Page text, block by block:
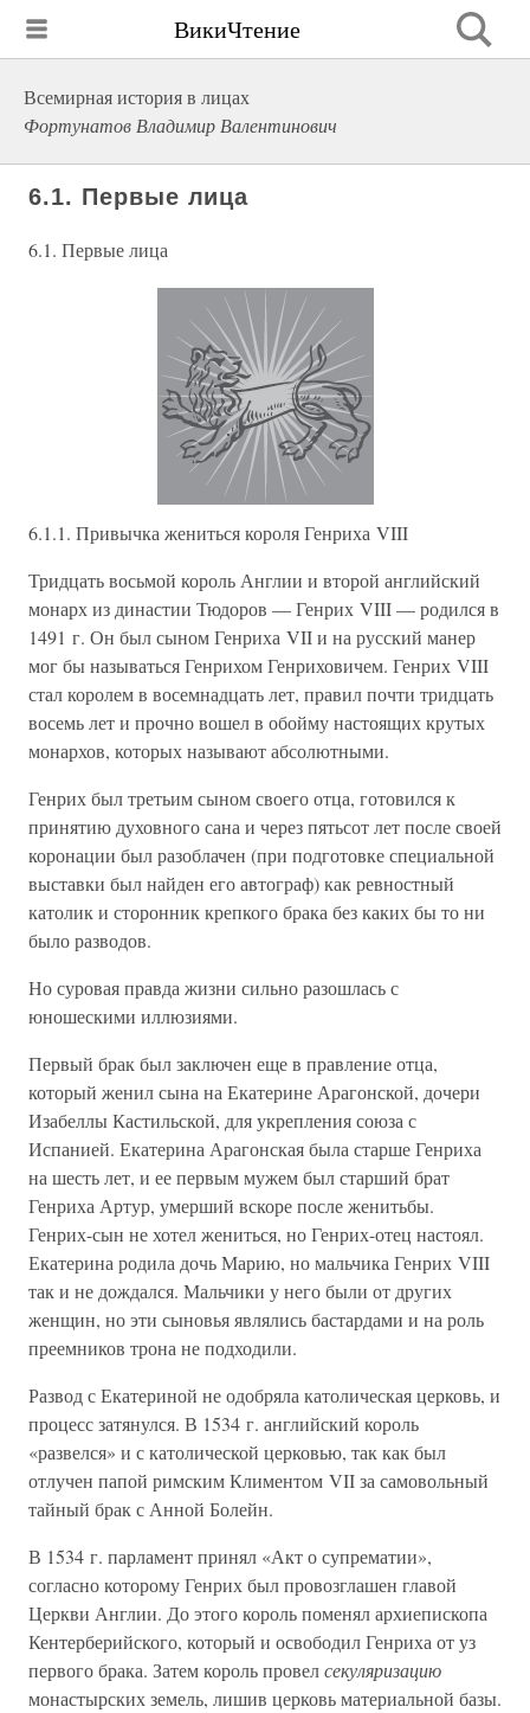
ВикиЧтение
Всемирная история в лицах
Фортунатов Владимир Валентинович
6.1. Первые лица
6.1. Первые лица
6.1.1. Привычка жениться короля Генриха VIII
Тридцать восьмой король Англии и второй английский
монарх из династии Тюдоров — Генрих VIII — родился в
1491 г. Он был сыном Генриха VII и на русский манер
мог бы называться Генрихом Генриховичем. Генрих VIII
стал королем в восемнадцать лет, правил почти тридцать
восемь лет и прочно вошел в обойму настоящих крутых
монархов, которых называют абсолютными.
Генрих был третьим сыном своего отца, готовился к
принятию духовного сана и через пятьсот лет после своей
коронации был разоблачен (при подготовке специальной
выставки был найден его автограф) как ревностный
католик и сторонник крепкого брака без каких бы то ни
было разводов.
Но суровая правда жизни сильно разошлась с
юношескими иллюзиями.
Первый брак был заключен еще в правление отца,
который женил сына на Екатерине Арагонской, дочери
Изабеллы Кастильской, для укрепления союза с
Испанией. Екатерина Арагонская была старше Генриха
на шесть лет, и ее первым мужем был старший брат
Генриха Артур, умерший вскоре после женитьбы.
Генрих-сын не хотел жениться, но Генрих-отец настоял.
Екатерина родила дочь Марию, но мальчика Генрих VIII
так и не дождался. Мальчики у него были от других
женщин, но эти сыновья являлись бастардами и на роль
преемников трона не подходили.
Развод с Екатериной не одобряла католическая церковь, и
процесс затянулся. В 1534 г. английский король
«развелся» и с католической церковью, так как был
отлучен папой римским Климентом VII за самовольный
тайный брак с Анной Болейн.
В 1534 г. парламент принял «Акт о супрематии»,
согласно которому Генрих был провозглашен главой
Церкви Англии. До этого король поменял архиепископа
Кентерберийского, который и освободил Генриха от уз
первого брака. Затем король провелсекуляризацию
монастырских земель, лишив церковь материальной базы.